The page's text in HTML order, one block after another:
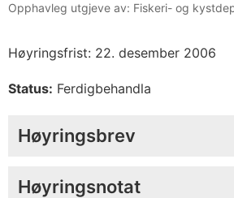
Opphavleg utgjeve av: Fiskeri- og
Høyringsfrist: 22. desember 2006
Status: Ferdigbehandla
Høyringsbrev
Høyringsnotat